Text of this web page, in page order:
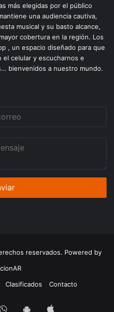
más elegidas por el público
una audiencia cautiva,
musical y su basto alcance,
cobertura en la región. Los
, un espacio diseñado para que
celular y escucharnos e
bienvenidos a nuestro mundo.
reservados. Powered by
Clasificados Contacto
Whatsapp